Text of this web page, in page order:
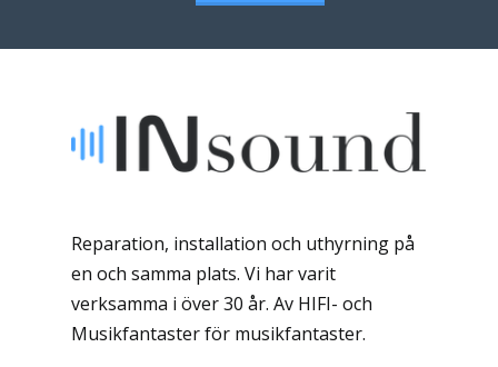
Reparation, installation och uthyrning på
en och samma plats. Vi har varit
verksamma i över 30 år. Av HIFI- och
Musikfantaster för musikfantaster.